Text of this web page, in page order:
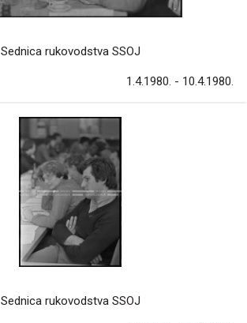
Sednica rukovodstva SSOJ
1.4.1980. - 10.4.1980.
Sednica rukovodstva SSOJ